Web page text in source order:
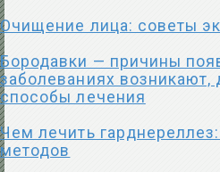
Очищение лица: советы
Бородавки — причины
заболеваниях возникают,
способы лечения
Чем лечить
методов